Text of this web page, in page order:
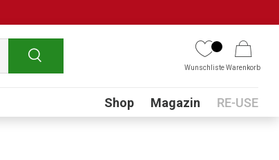
Suchen
WunschlisteWarenkorb
Submenu
Shop Magazin RE-USE